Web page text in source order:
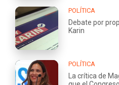
POLÍTICA
Debate por
Karin
POLÍTICA
La crítica de